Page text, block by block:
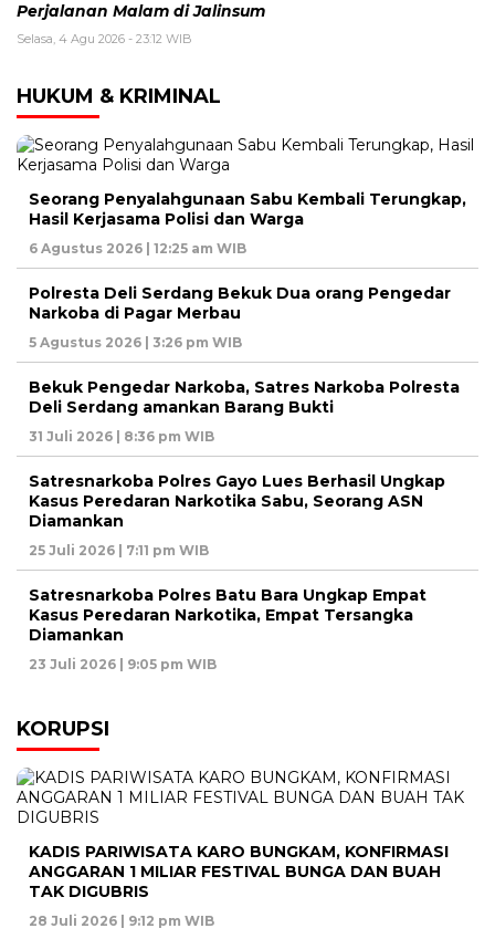
Perjalanan Malam di Jalinsum
Selasa, 4 Agu 2026 - 23:12 WIB
HUKUM & KRIMINAL
Seorang Penyalahgunaan Sabu Kembali Terungkap,
Hasil Kerjasama Polisi dan Warga
6 Agustus 2026 | 12:25 am WIB
Polresta Deli Serdang Bekuk Dua orang Pengedar
Narkoba di Pagar Merbau
5 Agustus 2026 | 3:26 pm WIB
Bekuk Pengedar Narkoba, Satres Narkoba Polresta
Deli Serdang amankan Barang Bukti
31 Juli 2026 | 8:36 pm WIB
Satresnarkoba Polres Gayo Lues Berhasil Ungkap
Kasus Peredaran Narkotika Sabu, Seorang ASN
Diamankan
25 Juli 2026 | 7:11 pm WIB
Satresnarkoba Polres Batu Bara Ungkap Empat
Kasus Peredaran Narkotika, Empat Tersangka
Diamankan
23 Juli 2026 | 9:05 pm WIB
KORUPSI
KADIS PARIWISATA KARO BUNGKAM, KONFIRMASI
ANGGARAN 1 MILIAR FESTIVAL BUNGA DAN BUAH
TAK DIGUBRIS
28 Juli 2026 | 9:12 pm WIB